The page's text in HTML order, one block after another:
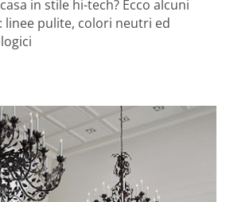
in stile hi-tech? Ecco alcuni
linee pulite, colori neutri ed